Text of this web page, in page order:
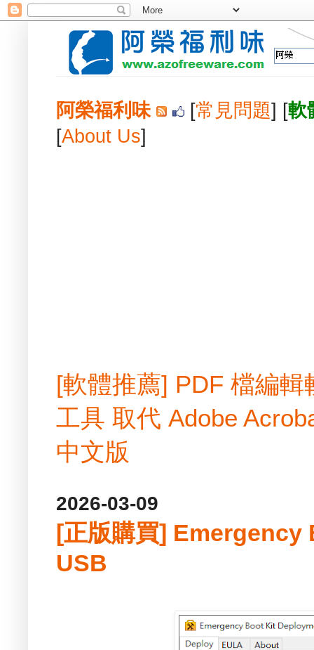
阿榮福利味 [常見問題] [軟
[About Us]
[軟體推薦] PDF 檔編
工具 取代 Adobe
中文版
2026-03-09
[正版購買] Emergency
USB